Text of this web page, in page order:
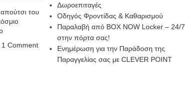
του
1 Comment
Δωροεπιταγές
Οδηγός Φροντίδας & Καθαρισμού
Παραλαβή από BOX NOW Locker – 24/7
στην πόρτα σας!
Ενημέρωση για την Παράδοση της
Παραγγελίας σας με CLEVER POINT